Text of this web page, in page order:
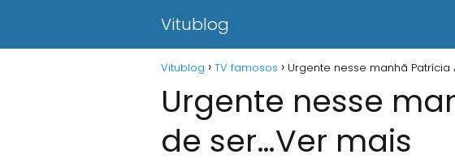
Vitublog
Vitublog TV famosos Urgente nesse manhã
Urgente nesse
de ser…Ver mais